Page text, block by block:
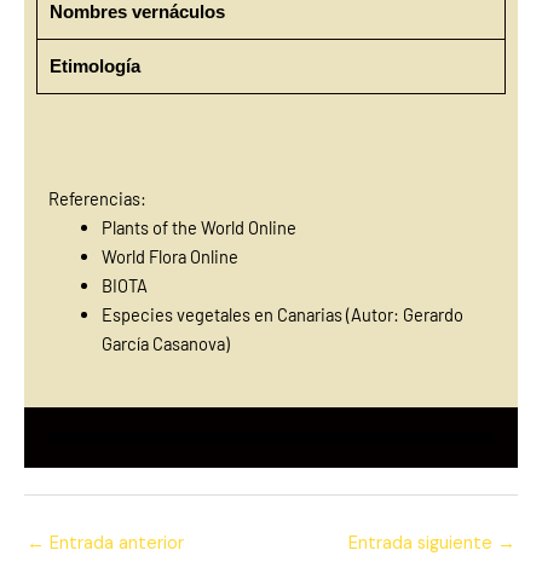
Nombres vernáculos
Etimología
Referencias:
Plants of the World Online
World Flora Online
BIOTA
Especies vegetales en Canarias (Autor: Gerardo
García Casanova)
← Entrada anterior Entrada siguiente →